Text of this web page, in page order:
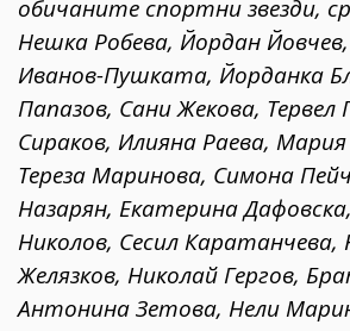
обичаните спортни звезди,
Нешка Робева, Йордан
Иванов-Пушката, Йорданка
Папазов, Сани Жекова, Тервел
Сираков, Илияна Раева, Мария
Тереза Маринова, Симона
Назарян, Екатерина
Николов, Сесил Каратанчева,
Желязков, Николай Гергов,
Антонина Зетова, Нели